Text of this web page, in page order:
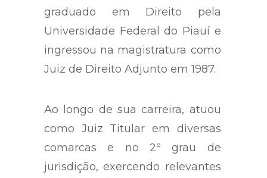
graduado em Direito pela
Universidade Federal do Piauí e
ingressou na magistratura como
Juiz de Direito Adjunto em 1987.
Ao longo de sua carreira, atuou
como Juiz Titular em diversas
comarcas e no 2º grau de
jurisdição, exercendo relevantes